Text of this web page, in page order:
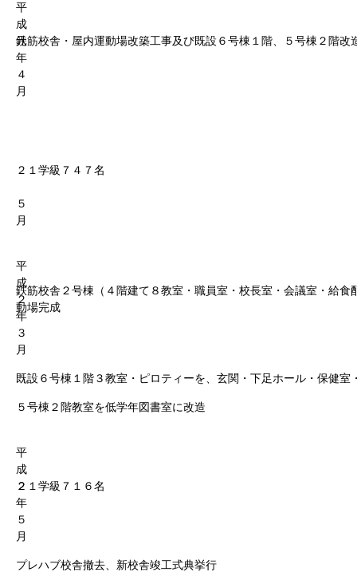
平
成
元
年
４
月
鉄筋校舎・屋内運動場改築工事及び既設６号棟１階、５号棟２階改
５
月
２１学級７４７名
平
成
２
年
３
月
鉄筋校舎２号棟（４階建て８教室・職員室・校長室・会議室・給
動場完成
既設６号棟１階３教室・ピロティーを、玄関・下足ホール・保健室
５号棟２階教室を低学年図書室に改造
平
成
２
年
５
月
２１学級７１６名
プレハブ校舎撤去、新校舎竣工式典挙行